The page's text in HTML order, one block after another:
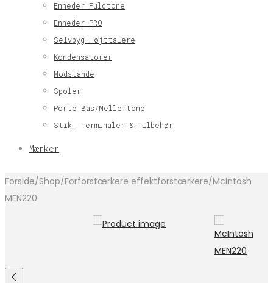
Enheder Fuldtone
Enheder PRO
Selvbyg Højttalere
Kondensatorer
Modstande
Spoler
Porte Bas/Mellemtone
Stik, Terminaler & Tilbehør
Mærker
Forside/Shop/Forforstærkere effektforstærkere/McIntosh
MEN220